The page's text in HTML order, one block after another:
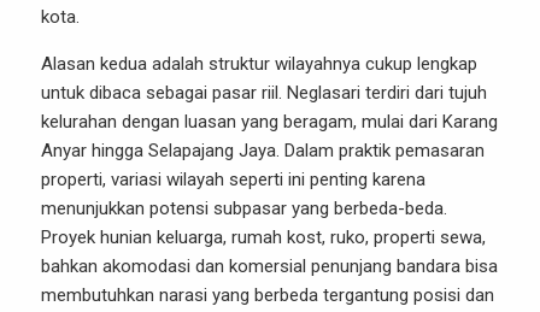
kota.
Alasan kedua adalah struktur wilayahnya cukup lengkap
untuk dibaca sebagai pasar riil. Neglasari terdiri dari tujuh
kelurahan dengan luasan yang beragam, mulai dari Karang
Anyar hingga Selapajang Jaya. Dalam praktik pemasaran
properti, variasi wilayah seperti ini penting karena
menunjukkan potensi subpasar yang berbeda-beda.
Proyek hunian keluarga, rumah kost, ruko, properti sewa,
bahkan akomodasi dan komersial penunjang bandara bisa
membutuhkan narasi yang berbeda tergantung posisi dan